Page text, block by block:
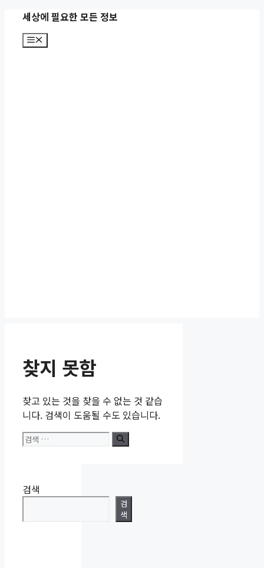
세상에 필요한 모든 정보
메
뉴
찾지 못함
찾고 있는 것을 찾을 수 없는 것 같습
니다. 검색이 도움될 수도 있습니다.
검
검색
검
색